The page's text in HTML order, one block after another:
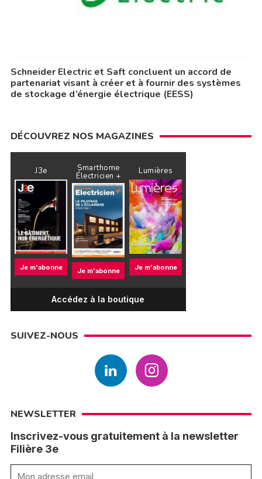
Schneider Electric et Saft concluent un accord de
partenariat visant à créer et à fournir des systèmes
de stockage d’énergie électrique (EESS)
DÉCOUVREZ NOS MAGAZINES
J3e
Je m'abonne
Smarthome
Électricien +
Je m'abonne
Lumières
Je m'abonne
Accédez à la boutique
SUIVEZ-NOUS
NEWSLETTER
Inscrivez-vous gratuitement à la newsletter
Filière 3e